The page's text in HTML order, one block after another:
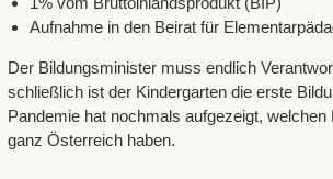
Aufnahme in den Beirat für
Der Bildungsminister muss endlich
schließlich ist der Kindergarten die erste
Pandemie hat nochmals aufgezeigt,
ganz Österreich haben.